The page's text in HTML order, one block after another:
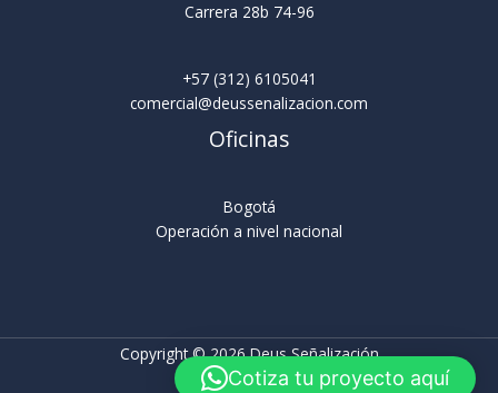
Carrera 28b 74-96
+57 (312) 6105041
comercial@deussenalizacion.com
Oficinas
Bogotá
Operación a nivel nacional
Copyright © 2026 Deus Señalización
Cotiza tu proyecto aquí